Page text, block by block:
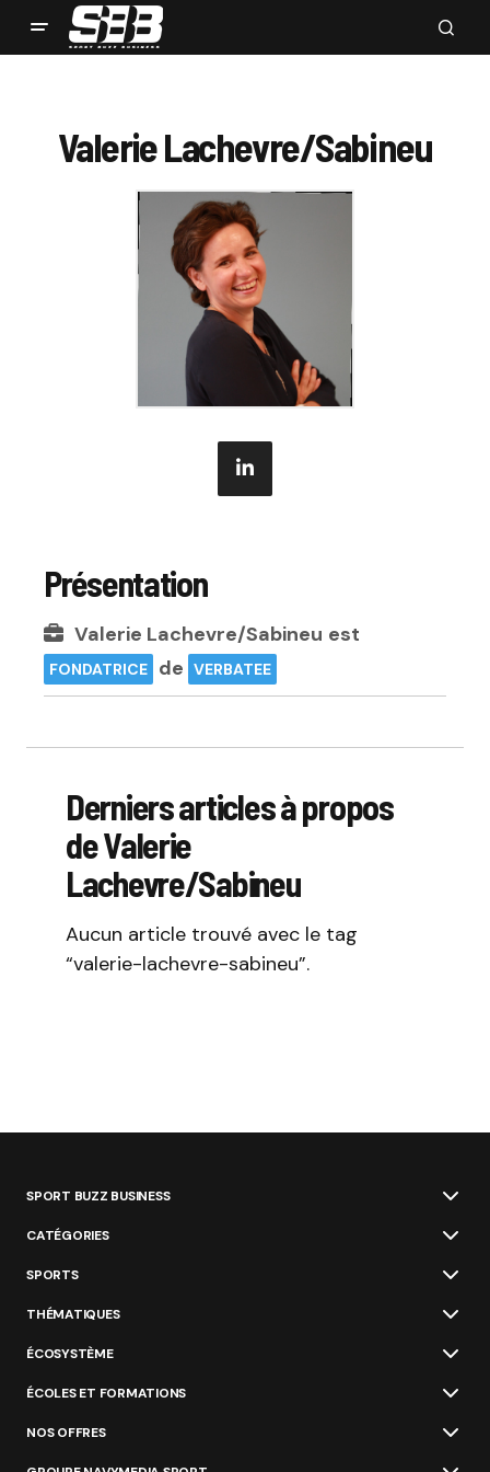
Valerie Lachevre/Sabineu
Présentation
Valerie Lachevre/Sabineu est
FONDATRICE de VERBATEE
Derniers articles à propos
de Valerie
Lachevre/Sabineu
Aucun article trouvé avec le tag
“valerie-lachevre-sabineu”.
SPORT BUZZ BUSINESS
CATÉGORIES
SPORTS
THÉMATIQUES
ÉCOSYSTÈME
ÉCOLES ET FORMATIONS
NOS OFFRES